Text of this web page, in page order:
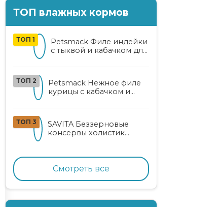
ТОП влажных кормов
ТОП 1
Petsmack Филе индейки
с тыквой и кабачком для
ТОП 2
Petsmack Нежное филе
курицы с кабачком и
ТОП 3
SAVITA Беззерновые
консервы холистик
Смотреть все